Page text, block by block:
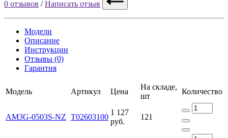
0 отзывов /Написать отзыв
Модели
Описание
Инструкции
Отзывы (0)
Гарантия
Модель Артикул Цена
На складе,
шт
Количество
AM3G-0503S-NZ Т02603100
1 127
руб.
121